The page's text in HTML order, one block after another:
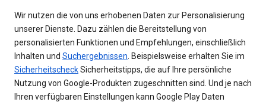
Wir nutzen die von uns erhobenen Daten zur Personalisierung
unserer Dienste. Dazu zählen die Bereitstellung von
personalisierten Funktionen und Empfehlungen, einschließlich
Inhalten und Suchergebnissen . Beispielsweise erhalten Sie im
SicherheitscheckSicherheitstipps, die auf Ihre persönliche
Nutzung von Google-Produkten zugeschnitten sind. Und je nach
Ihren verfügbaren Einstellungen kann Google Play Daten